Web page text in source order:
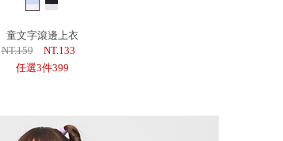
童文字滾邊上衣
NT.159
NT.133
任選3件399